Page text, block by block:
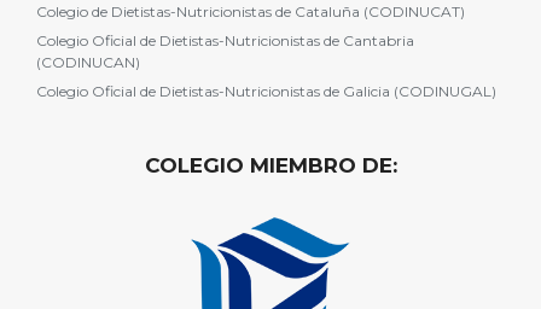
Colegio de Dietistas-Nutricionistas de Cataluña (CODINUCAT)
Colegio Oficial de Dietistas-Nutricionistas de Cantabria
(CODINUCAN)
Colegio Oficial de Dietistas-Nutricionistas de Galicia (CODINUGAL)
COLEGIO MIEMBRO DE: